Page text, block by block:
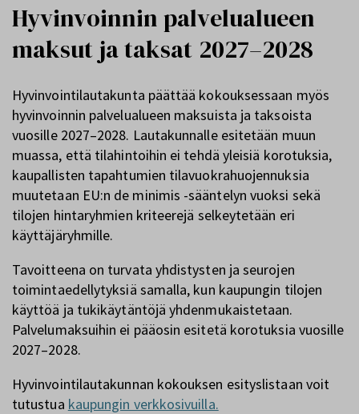
Hyvinvoinnin palvelualueen
maksut ja taksat 2027–2028
Hyvinvointilautakunta päättää kokouksessaan myös
hyvinvoinnin palvelualueen maksuista ja taksoista
vuosille 2027–2028. Lautakunnalle esitetään muun
muassa, että tilahintoihin ei tehdä yleisiä korotuksia,
kaupallisten tapahtumien tilavuokrahuojennuksia
muutetaan EU:n de minimis -sääntelyn vuoksi sekä
tilojen hintaryhmien kriteerejä selkeytetään eri
käyttäjäryhmille.
Tavoitteena on turvata yhdistysten ja seurojen
toimintaedellytyksiä samalla, kun kaupungin tilojen
käyttöä ja tukikäytäntöjä yhdenmukaistetaan.
Palvelumaksuihin ei pääosin esitetä korotuksia vuosille
2027–2028.
Hyvinvointilautakunnan kokouksen esityslistaan voit
tutustua kaupungin verkkosivuilla.